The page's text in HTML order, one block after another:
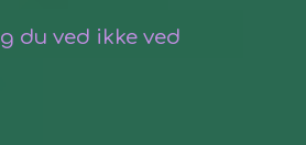
du ved ikke ved